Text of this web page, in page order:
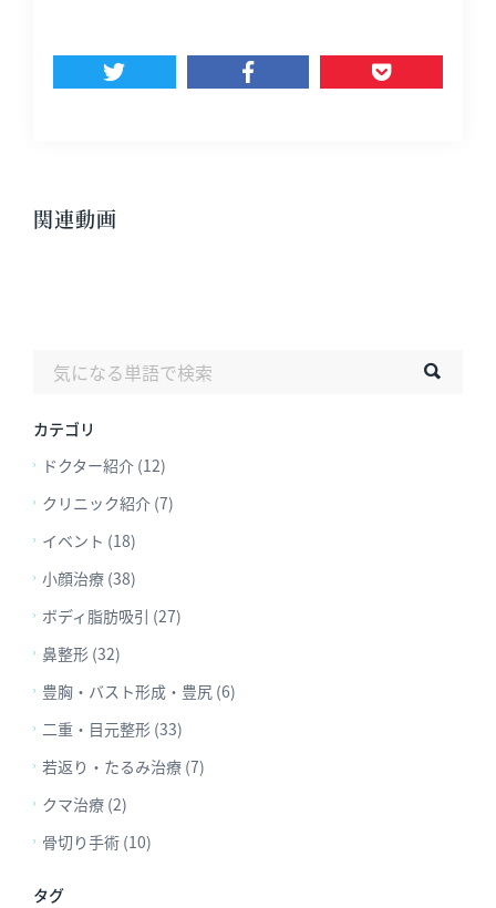
関連動画
カテゴリ
ドクター紹介 (12)
クリニック紹介 (7)
イベント (18)
小顔治療 (38)
ボディ脂肪吸引 (27)
鼻整形 (32)
豊胸・バスト形成・豊尻 (6)
二重・目元整形 (33)
若返り・たるみ治療 (7)
クマ治療 (2)
骨切り手術 (10)
タグ